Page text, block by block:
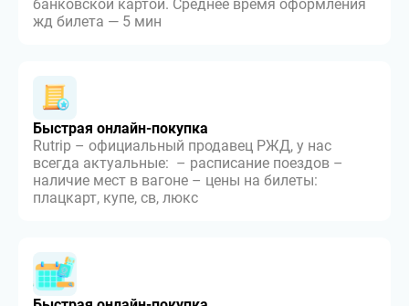
банковской картой. Среднее время оформления
жд билета — 5 мин
Быстрая онлайн-покупка
Rutrip – официальный продавец РЖД, у нас
всегда актуальные: – расписание поездов –
наличие мест в вагоне – цены на билеты:
плацкарт, купе, св, люкс